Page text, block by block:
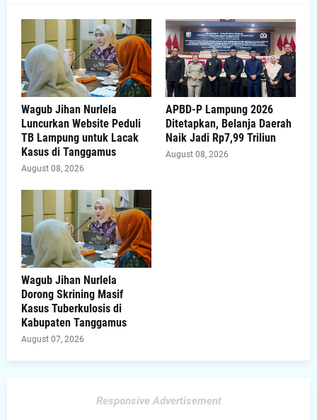
Wagub Jihan Nurlela
Luncurkan Website Peduli
TB Lampung untuk Lacak
Kasus di Tanggamus
August 08, 2026
APBD-P Lampung 2026
Ditetapkan, Belanja Daerah
Naik Jadi Rp7,99 Triliun
August 08, 2026
Wagub Jihan Nurlela
Dorong Skrining Masif
Kasus Tuberkulosis di
Kabupaten Tanggamus
August 07, 2026
Responsive Advertisement